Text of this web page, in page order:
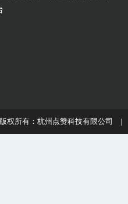
版权所有：杭州点赞科技有限公司